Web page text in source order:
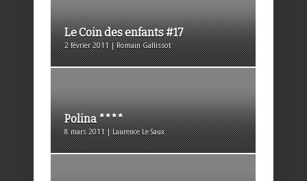
Le Coin des enfants #17
2 février 2011 | Romain Gallissot
Polina ****
8 mars 2011 | Laurence Le Saux